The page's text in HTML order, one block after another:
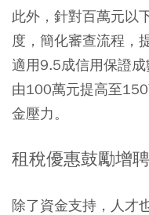
此外，針對百萬元以
度，簡化審查流程，
適用9.5成信用保證成
由100萬元提高至
金壓力。
租稅優惠鼓勵增
除了資金支持，人才